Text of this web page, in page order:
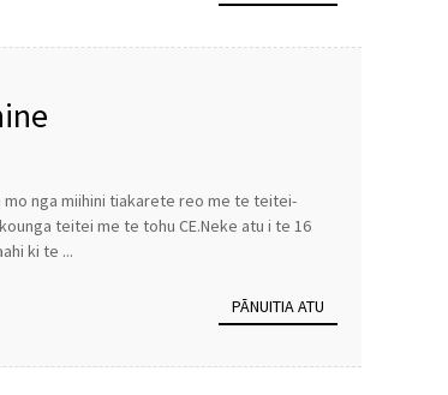
mo nga miihini tiakarete reo me te teitei-
teitei me te tohu CE.Neke atu i te 16
ki te ...
PĀNUITIA ATU